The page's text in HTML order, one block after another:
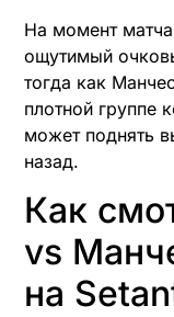
На момент
ощутимый
тогда как
плотной группе
может поднять
назад.
Как
vs
на